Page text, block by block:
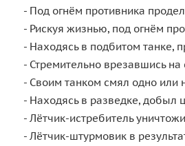
- Под огнём противника
- Рискуя жизнью, под огнём
- Находясь в подбитом танке,
- Стремительно врезавшись
- Своим танком смял одно или
- Находясь в разведке, добыл
- Лётчик-истребитель
- Лётчик-штурмовик в